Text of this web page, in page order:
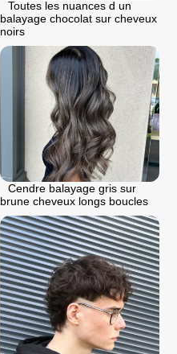
Toutes les nuances d un
balayage chocolat sur cheveux
noirs
Cendre balayage gris sur
brune cheveux longs boucles